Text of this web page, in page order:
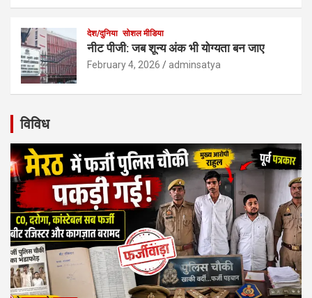
देश/दुनिया सोशल मीडिया
नीट पीजी: जब शून्य अंक भी योग्यता बन जाए
February 4, 2026 adminsatya
विविध